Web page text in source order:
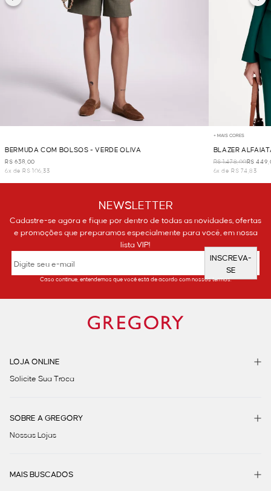
BERMUDA COM BOLSOS - VERDE OLIVA
R$ 638,00
6x de R$ 106,33
+ MAIS CORES
BLAZER
R$ 1.478,00R$
6x de R$ 74,83
NEWSLETTER
Cadastre-se agora e fique por dentro de todas as novidades, ofertas
e promoções que preparamos especialmente para você, em nossa
lista VIP!
INSCREVA-
SE
Caso continue, entendemos que você está de acordo com nossos termos.
LOJA ONLINE
Solicite Sua Troca
SOBRE A GREGORY
Nossas Lojas
MAIS BUSCADOS